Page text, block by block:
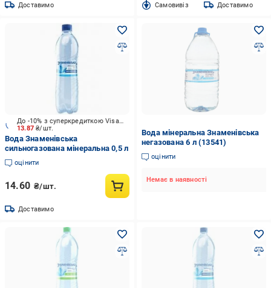
Доставимо Cамовивіз Доставимо
13.87₴/шт.
До -10% з суперкредиткою Visa Вигода
Вода Знаменівська
сильногазована мінеральна 0,5 л
оцінити
14.60 ₴/шт.
Доставимо
Вода мінеральна Знаменівська
негазована 6 л (13541)
оцінити
Немає в наявності